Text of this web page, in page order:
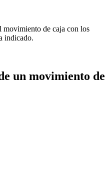
movimiento de caja con los
indicado.
un movimiento de